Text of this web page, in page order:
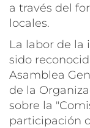
a través del
locales.
La labor de la
sido
Asamblea
de la
sobre la
participación